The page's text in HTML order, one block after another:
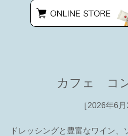
カフェ コ
［2026年6月
ドレッシングと豊富なワイン、